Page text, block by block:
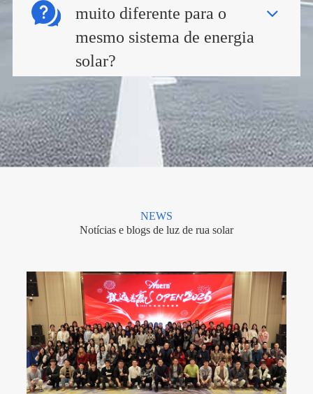
muito diferente para o
mesmo sistema de energia
solar?
NEWS
Notícias e blogs de luz de rua solar